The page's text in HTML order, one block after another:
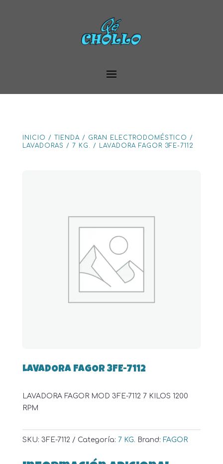
INICIO / TIENDA/ GRAN ELECTRODOMÉSTICO /
LAVADORAS / 7 KG. / LAVADORA FAGOR 3FE-7112
LAVADORA FAGOR 3FE-7112
LAVADORA FAGOR MOD 3FE-7112 7 KILOS 1200
RPM
SKU: 3FE-7112 Categoría: 7 KG. Brand: FAGOR